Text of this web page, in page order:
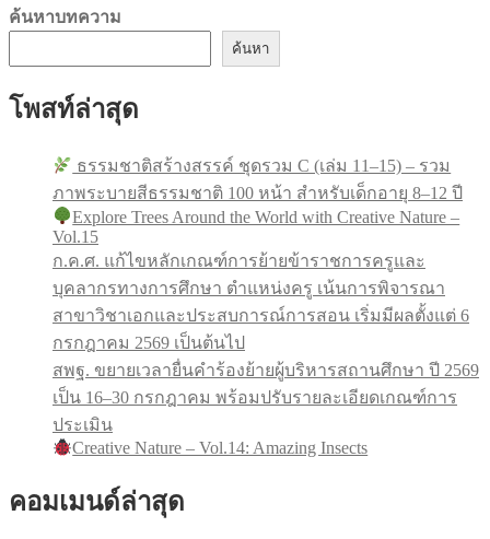
ค้นหาบทความ
ค้นหา
โพสท์ล่าสุด
ธรรมชาติสร้างสรรค์ ชุดรวม C (เล่ม 11–15) – รวม
ภาพระบายสีธรรมชาติ 100 หน้า สำหรับเด็กอายุ 8–12 ปี
Explore Trees Around the World with Creative Nature –
Vol.15
ก.ค.ศ. แก้ไขหลักเกณฑ์การย้ายข้าราชการครูและ
บุคลากรทางการศึกษา ตำแหน่งครู เน้นการพิจารณา
สาขาวิชาเอกและประสบการณ์การสอน เริ่มมีผลตั้งแต่ 6
กรกฎาคม 2569 เป็นต้นไป
สพฐ. ขยายเวลายื่นคำร้องย้ายผู้บริหารสถานศึกษา ปี 2569
เป็น 16–30 กรกฎาคม พร้อมปรับรายละเอียดเกณฑ์การ
ประเมิน
Creative Nature – Vol.14: Amazing Insects
คอมเมนด์ล่าสุด